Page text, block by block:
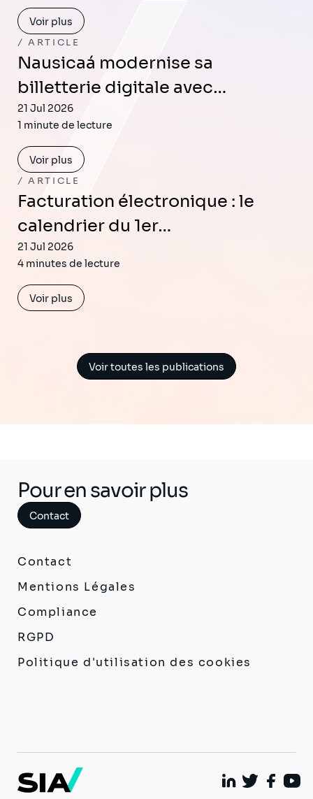
Voir plus
ARTICLE
Nausicaá modernise sa
billetterie digitale avec…
21 Jul 2026
1 minute de lecture
Voir plus
ARTICLE
Facturation électronique : le
calendrier du 1er…
21 Jul 2026
4 minutes de lecture
Voir plus
Voir toutes les publications
Pour en savoir plus
Contact
Contact
Mentions Légales
Compliance
RGPD
Politique d'utilisation des cookies
Linkedin
Twitter